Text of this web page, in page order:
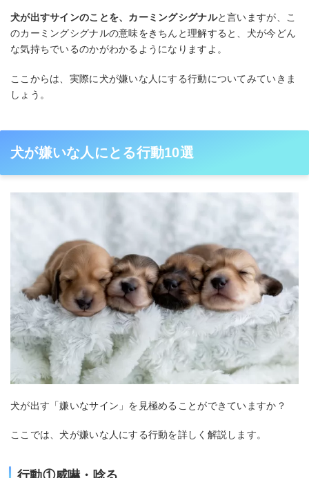
犬が出すサインのことを、カーミングシグナルと言いますが、こ
のカーミングシグナルの意味をきちんと理解すると、犬が今どん
な気持ちでいるのかがわかるようになりますよ。
ここからは、実際に犬が嫌いな人にする行動についてみていきま
しょう。
犬が嫌いな人にとる行動10選
犬が出す「嫌いなサイン」を見極めることができていますか？
ここでは、犬が嫌いな人にする行動を詳しく解説します。